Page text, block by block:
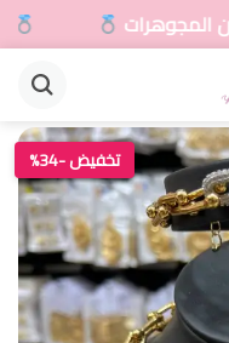
أضيفي لمسة
تخفيض -34%